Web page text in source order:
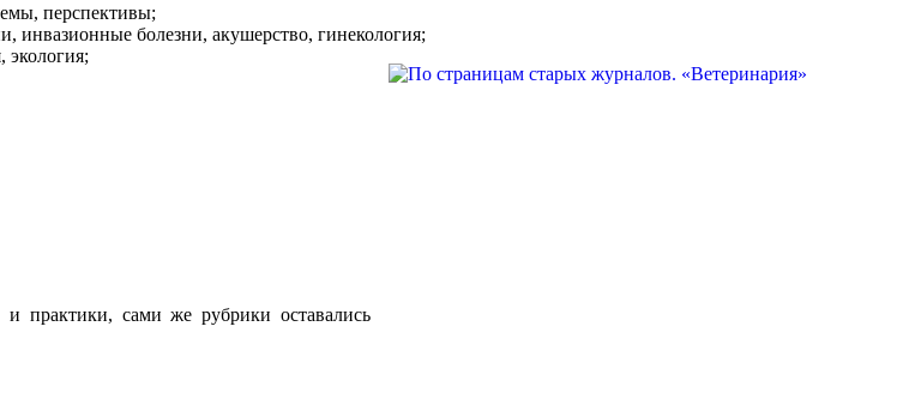
перспективы;
инвазионные болезни, акушерство, гинекология;
экология;
и практики, сами же рубрики оставались